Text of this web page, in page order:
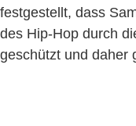
festgestellt, dass
des Hip-Hop durch
geschützt und daher